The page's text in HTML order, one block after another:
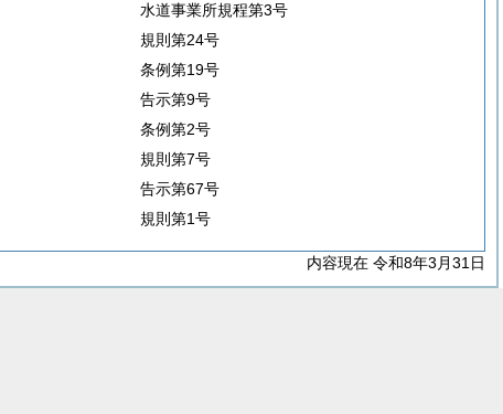
水道事業所規程第3号
規則第24号
条例第19号
告示第9号
条例第2号
規則第7号
告示第67号
規則第1号
内容現在 令和8年3月31日